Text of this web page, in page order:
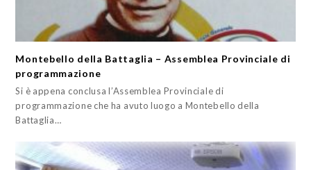
Montebello della Battaglia – Assemblea Provinciale di
programmazione
Si è appena conclusa l’Assemblea Provinciale di
programmazione che ha avuto luogo a Montebello della
Battaglia…